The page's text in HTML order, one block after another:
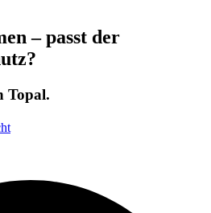
– passt der
Topal.